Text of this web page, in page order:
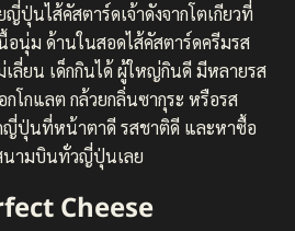
ปุ่นไส้คัสตาร์ดเจ้าดังจากโตเกียวที่
อนุ่ม ด้านในสอดไส้คัสตาร์ดครีมรส
ลี่ยน เด็กกินได้ ผู้ใหญ่กินดี มีหลายรส
โกแลต กล้วยกลิ่นซากุระ หรือรส
ญี่ปุ่นที่หน้าตาดี รสชาติดี และหาซื้อ
นามบินทั่วญี่ปุ่นเลย
Cheese